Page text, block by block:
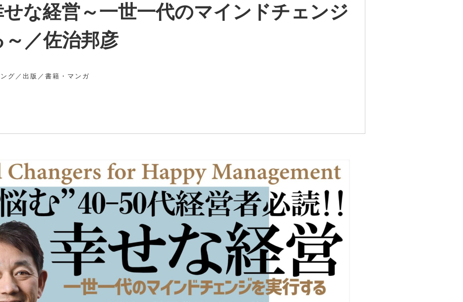
せな経営～一世一代のマインドチェンジ
／佐治邦彦
グ ／ 出版 ／ 書籍・マンガ